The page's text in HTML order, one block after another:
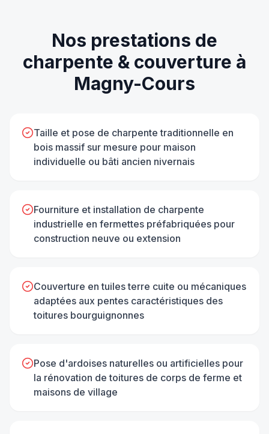
Nos prestations de
charpente & couverture à
Magny-Cours
Taille et pose de charpente traditionnelle en
bois massif sur mesure pour maison
individuelle ou bâti ancien nivernais
Fourniture et installation de charpente
industrielle en fermettes préfabriquées pour
construction neuve ou extension
Couverture en tuiles terre cuite ou mécaniques
adaptées aux pentes caractéristiques des
toitures bourguignonnes
Pose d'ardoises naturelles ou artificielles pour
la rénovation de toitures de corps de ferme et
maisons de village